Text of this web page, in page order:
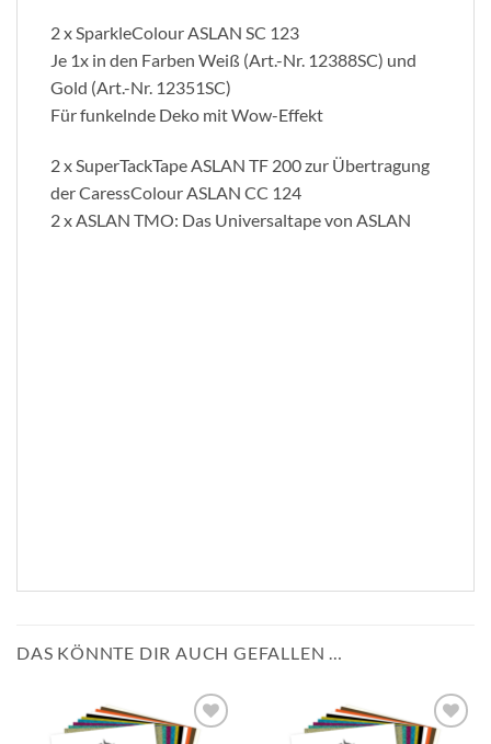
2 x SparkleColour ASLAN SC 123
Je 1x in den Farben Weiß (Art.-Nr. 12388SC) und
Gold (Art.-Nr. 12351SC)
Für funkelnde Deko mit Wow-Effekt
2 x SuperTackTape ASLAN TF 200 zur Übertragung
der CaressColour ASLAN CC 124
2 x ASLAN TMO: Das Universaltape von ASLAN
DAS KÖNNTE DIR AUCH GEFALLEN …